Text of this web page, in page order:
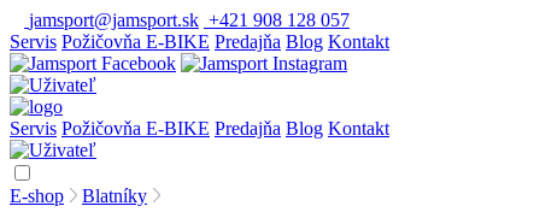
jamsport@jamsport.sk +421 908 128 057
Servis Požičovňa E-BIKE Predajňa Blog Kontakt
Servis Požičovňa E-BIKE Predajňa Blog Kontakt
E-shop
Blatníky